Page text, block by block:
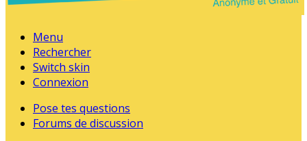
Menu
Rechercher
Switch skin
Connexion
Pose tes questions
Forums de discussion